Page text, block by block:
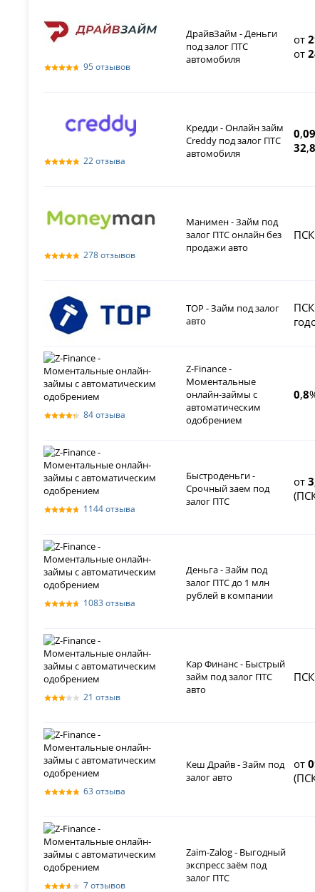
95 отзывов
ДрайвЗайм - Деньги
под залог ПТС
автомобиля
от 2
от
22 отзыва
Кредди - Онлайн займ
Creddy под залог ПТС
автомобиля
0,09
32,
278 отзывов
Манимен - Займ под
залог ПТС онлайн без
продажи авто
ПСК
ТОР - Займ под залог
авто
84 отзыва
Z-Finance -
Моментальные
онлайн-займы с
автоматическим
одобрением
0,8
1144 отзыва
Быстроденьги -
Срочный заем под
залог ПТС
от 3
1083 отзыва
Деньга - Займ под
залог ПТС до 1 млн
рублей в компании
21 отзыв
Кар Финанс - Быстрый
займ под залог ПТС
авто
ПСК
63 отзыва
Кеш Драйв - Займ под
залог авто
от 0
7 отзывов
Zaim-Zalog - Выгодный
экспресс заём под
залог ПТС